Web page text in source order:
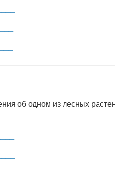
об одном из лесных